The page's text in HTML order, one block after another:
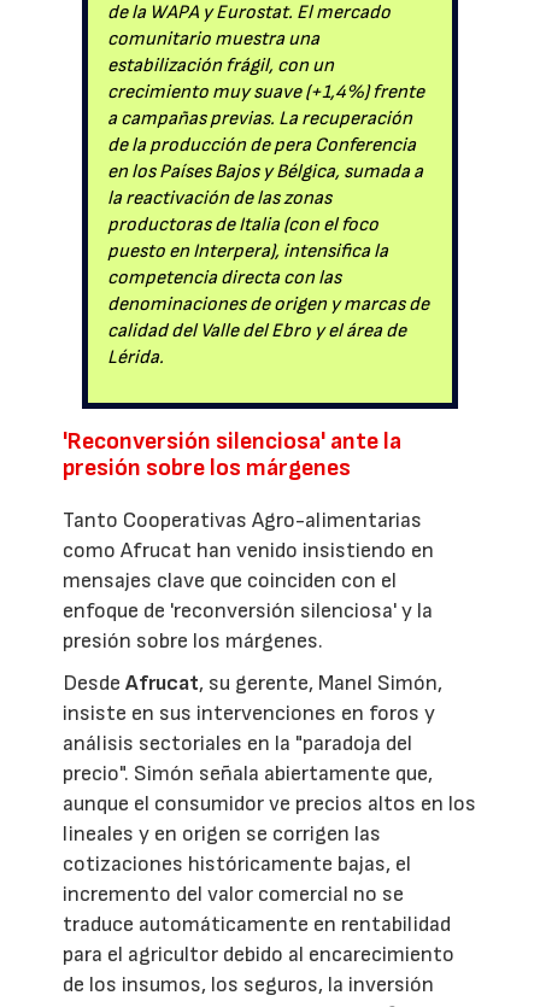
de la WAPA y Eurostat. El mercado
comunitario muestra una
estabilización frágil, con un
crecimiento muy suave (+1,4%) frente
a campañas previas. La recuperación
de la producción de pera Conferencia
en los Países Bajos y Bélgica, sumada a
la reactivación de las zonas
productoras de Italia (con el foco
puesto en Interpera), intensifica la
competencia directa con las
denominaciones de origen y marcas de
calidad del Valle del Ebro y el área de
Lérida.
'Reconversión silenciosa' ante la
presión sobre los márgenes
Tanto Cooperativas Agro-alimentarias
como Afrucat han venido insistiendo en
mensajes clave que coinciden con el
enfoque de 'reconversión silenciosa' y la
presión sobre los márgenes.
DesdeAfrucat, su gerente, Manel Simón,
insiste en sus intervenciones en foros y
análisis sectoriales en la "paradoja del
precio". Simón señala abiertamente que,
aunque el consumidor ve precios altos en los
lineales y en origen se corrigen las
cotizaciones históricamente bajas, el
incremento del valor comercial no se
traduce automáticamente en rentabilidad
para el agricultor debido al encarecimiento
de los insumos, los seguros, la inversión